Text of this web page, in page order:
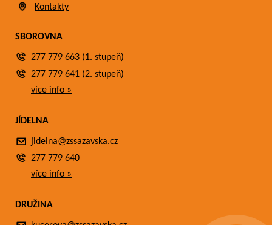
Kontakty
SBOROVNA
277 779 663 (1. stupeň)
277 779 641 (2. stupeň)
více info »
JÍDELNA
jidelna@zssazavska.cz
277 779 640
více info »
DRUŽINA